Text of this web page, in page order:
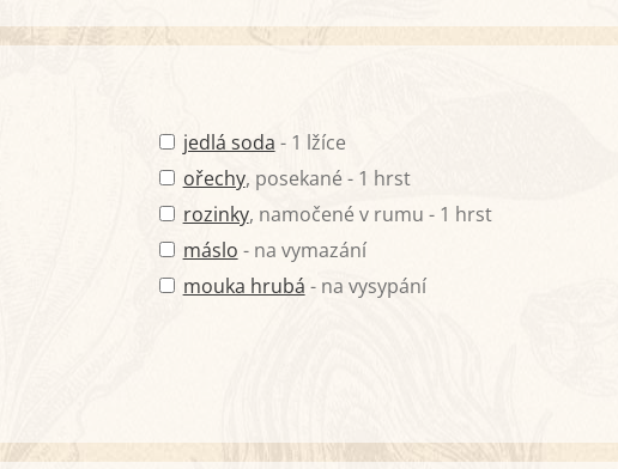
jedlá soda - 1 lžíce
ořechy, posekané - 1 hrst
rozinky, namočené v rumu - 1 hrst
máslo - na vymazání
mouka hrubá - na vysypání